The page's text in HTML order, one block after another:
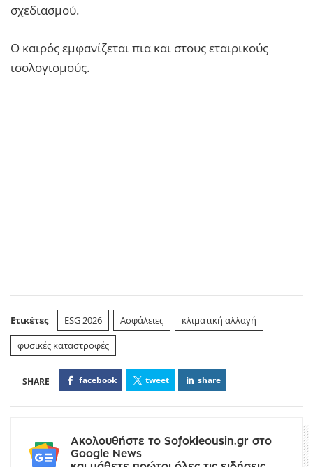
σχεδιασμού.
Ο καιρός εμφανίζεται πια και στους εταιρικούς
ισολογισμούς.
Ετικέτες ESG 2026 Ασφάλειες
κλιματική αλλαγή
φυσικές καταστροφές
facebook tweet share
Ακολουθήστε το Sofokleousin.gr στο
Google News